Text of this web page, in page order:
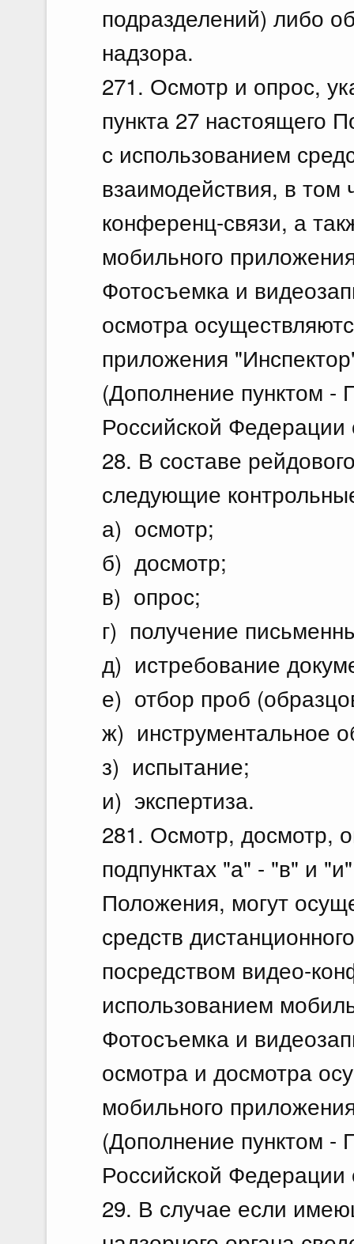
подразделений) либо
надзора.
271. Осмотр и опрос,
пункта 27 настоящего
с использованием
взаимодействия, в том
конференц-связи, а
мобильного
Фотосъемка и
осмотра
приложения
(Дополнение пунктом -
Российской
28. В составе
следующие
а) осмотр;
б) досмотр;
в) опрос;
г) получение
д) истребование
е) отбор проб
ж) инструментальное
з) испытание;
и) экспертиза.
281. Осмотр, досмотр,
подпунктах "а" - "в" и
Положения, могут
средств
посредством видео-
использованием
Фотосъемка и
осмотра и досмотра
мобильного
(Дополнение пунктом -
Российской
29. В случае если